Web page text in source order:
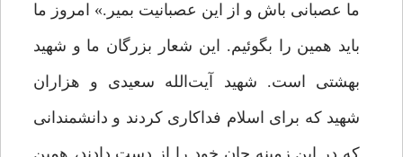
ما عصبانی باش و از این عصبانیت بمیر.» امروز ما
باید همین را بگوئیم. این شعار بزرگان ما و شهید
بهشتی است. شهید آیت‌الله سعیدی و هزاران
شهید که برای اسلام فداکاری کردند و دانشمندانی